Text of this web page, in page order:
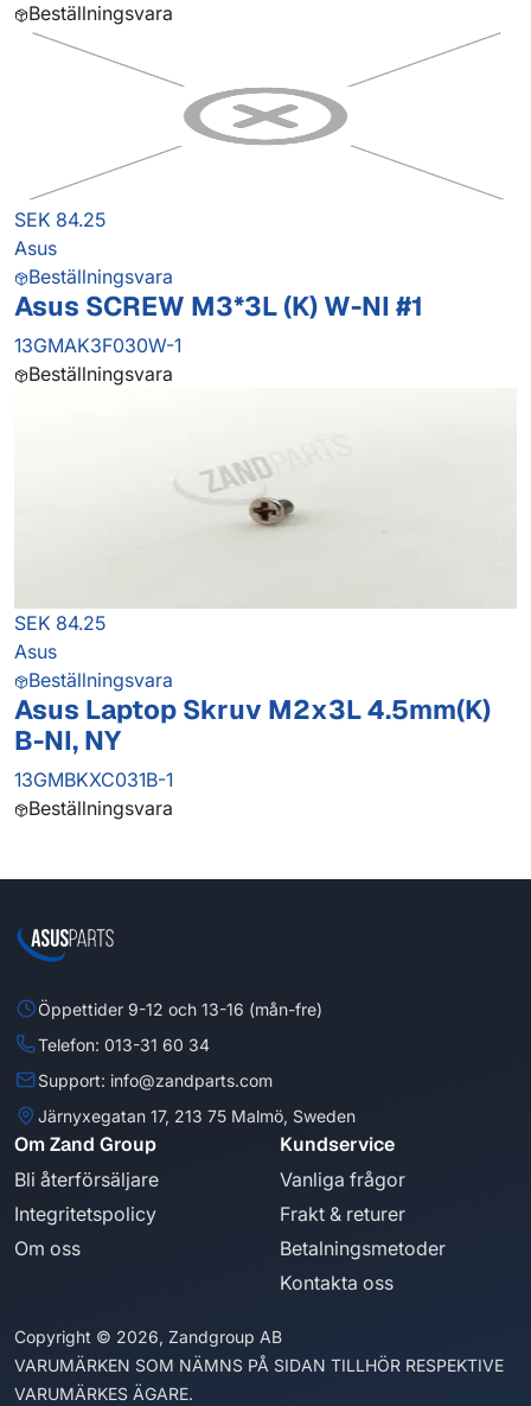
Beställningsvara
SEK 84.25
Asus
Beställningsvara
Asus SCREW M3*3L (K) W-NI #1
13GMAK3F030W-1
Beställningsvara
SEK 84.25
Asus
Beställningsvara
Asus Laptop Skruv M2x3L 4.5mm(K)
B-NI, NY
13GMBKXC031B-1
Beställningsvara
Öppettider 9-12 och 13-16 (mån-fre)
Telefon: 013-31 60 34
Support: info@zandparts.com
Järnyxegatan 17, 213 75 Malmö, Sweden
Om Zand Group
Bli återförsäljare
Integritetspolicy
Om oss
Kundservice
Vanliga frågor
Frakt & returer
Betalningsmetoder
Kontakta oss
Copyright © 2026, Zandgroup AB
VARUMÄRKEN SOM NÄMNS PÅ SIDAN TILLHÖR RESPEKTIVE
VARUMÄRKES ÄGARE.